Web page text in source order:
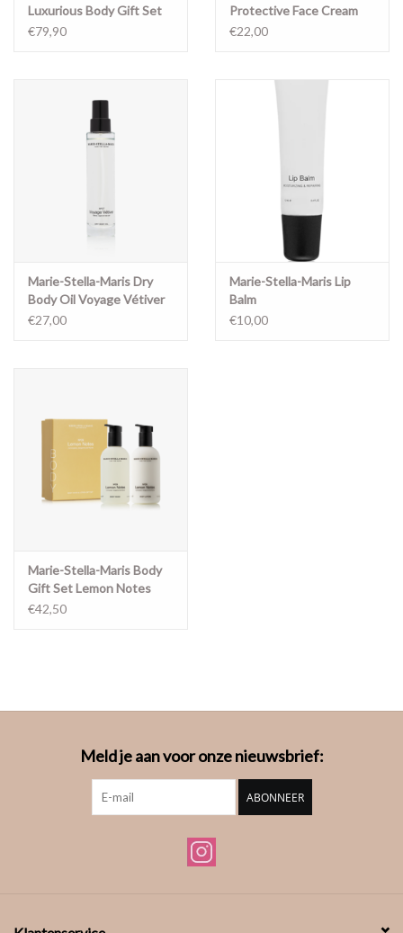
Luxurious Body Gift Set
Objets d'Amsterdam
€79,90
Protective Face Cream
SPF 50 Voyage Vétiver
€22,00
Marie-Stella-Maris Dry
Body Oil Voyage Vétiver
€27,00
Marie-Stella-Maris Lip
Balm
€10,00
Marie-Stella-Maris Body
Gift Set Lemon Notes
€42,50
Meld je aan voor onze nieuwsbrief:
ABONNEER